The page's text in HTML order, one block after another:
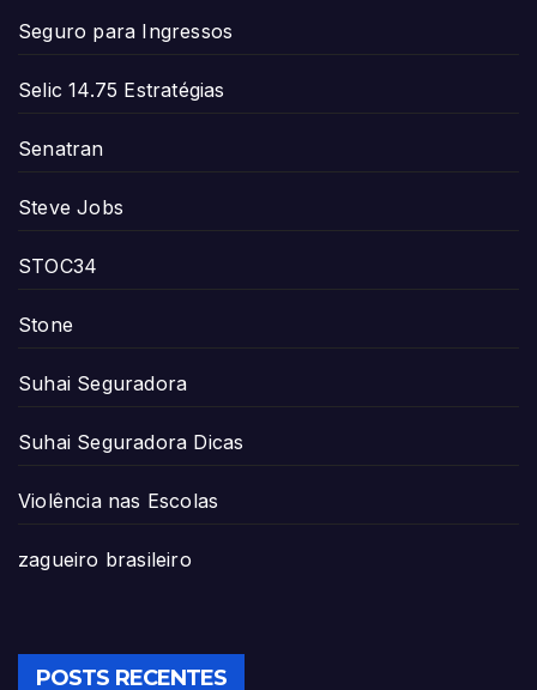
Seguro para Ingressos
Selic 14.75 Estratégias
Senatran
Steve Jobs
STOC34
Stone
Suhai Seguradora
Suhai Seguradora Dicas
Violência nas Escolas
zagueiro brasileiro
POSTS RECENTES